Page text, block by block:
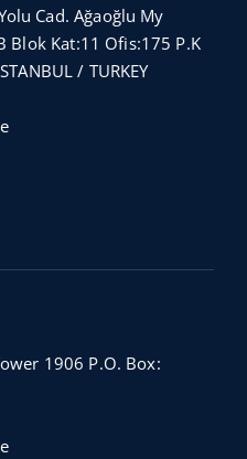
Cad. Ağaoğlu My
Blok Kat:11 Ofis:175 P.K
/ TURKEY
1906 P.O. Box: